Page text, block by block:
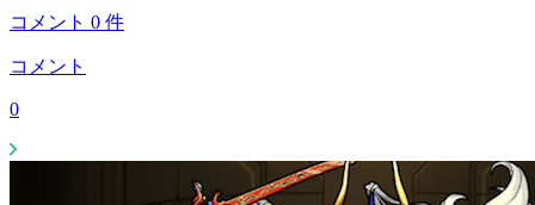
コメント 0 件
コメント
0